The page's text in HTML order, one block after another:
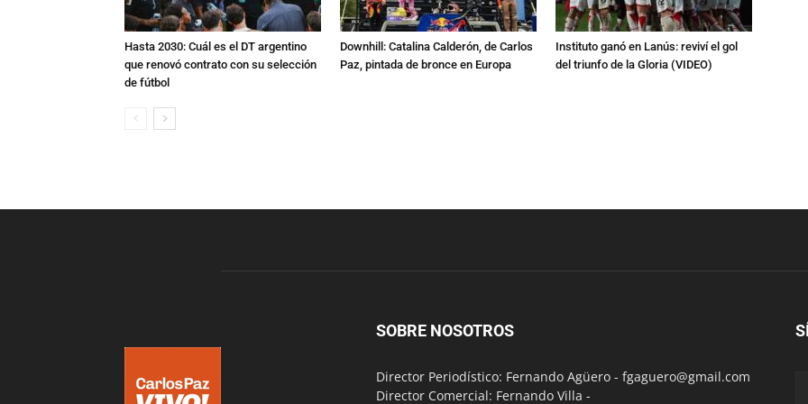
Hasta 2030: Cuál es el DT argentino
que renovó contrato con su selección
de fútbol
Downhill: Catalina Calderón, de Carlos
Paz, pintada de bronce en Europa
Instituto ganó en Lanús: reviví el gol
del triunfo de la Gloria (VIDEO)
SOBRE NOSOTROS
Director Periodístico: Fernando Agüero - fgaguero@gmail.com
Director Comercial: Fernando Villa -